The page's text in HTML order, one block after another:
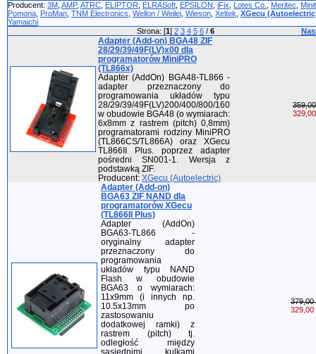
Producent: 3M AMP, ATRC ELIPTOR ELRASoft EPSILON iFix Lotes Co. Meritec
Pomona ProMan TNM Electronics Wellon / Weilei Wieson Xeltek XGecu
Yamaichi
Strona: [1] 2 3 4 5 6/ 6
Adapter (Add-on) BGA48 ZIF
28/29/39/49F(LV)x00 dla
programatorów MiniPRO
(TL866x)
Adapter (AddOn) BGA48-TL866 -
adapter przeznaczony do
programowania układów typu
28/29/39/49F(LV)200/400/800/160
w obudowie BGA48 (o wymiarach:
6x8mm z rastrem (pitch) 0,8mm)
programatorami rodziny MiniPRO
(TL866CS/TL866A) oraz XGecu
TL866II Plus. poprzez adapter
pośredni SN001-1. Wersja z
podstawką ZIF.
Producent: XGecu (Autoelectric)
359,00
329,00
Adapter (Add-on)
BGA63 ZIF NAND dla
programatorów XGecu
(TL866II Plus)
Adapter (AddOn)
BGA63-TL866 -
oryginalny adapter
przeznaczony do
programowania
układów typu NAND
Flash w obudowie
BGA63 o wymiarach:
11x9mm (i innych np.
10.5x13mm po
zastosowaniu
dodatkowej ramki) z
rastrem (pitch) tj.
odległość między
sąsiednimi kulkami
379,00
329,00